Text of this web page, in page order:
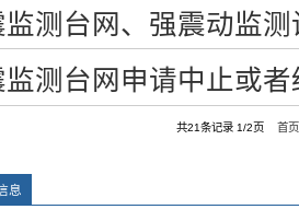
测台网、强震动监
测台网申请中止或
共21条记录 1/2页 首页
息